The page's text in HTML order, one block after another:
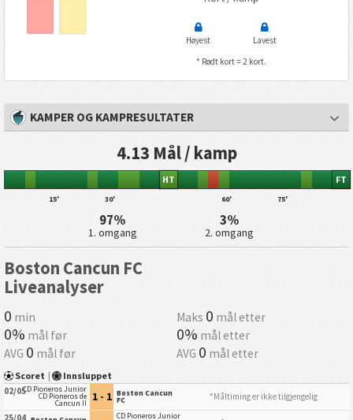
Høyest
Lavest
* Rødt kort = 2 kort.
KAMPER OG KAMPRESULTATER
4.13 Mål / kamp
15' 30'
HT
60' 75'
FT
97%
1. omgang
3%
2. omgang
Boston Cancun FC
Liveanalyser
0 min Maks 0 mål etter
0% mål før 0% mål etter
AVG 0 mål før AVG 0 mål etter
Scoret | Innsluppet
02/05CD Pioneros Junior
CD Pioneros de
Cancun II 1 - 1 Boston Cancun
FC
*Måltiming er ikke tilgjengelig
25/04
CD Pioneros Junior